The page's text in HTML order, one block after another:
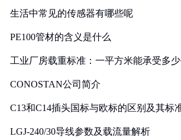
生活中常见的传感器有哪些呢
PE100管材的含义是什么
工业厂房载重标准：一平方米能承受多
CONOSTAN公司简介
C13和C14插头国标与欧标的区别及其标
LGJ-240/30导线参数及载流量解析